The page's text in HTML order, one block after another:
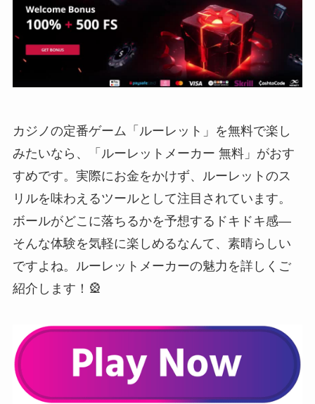
カジノの定番ゲーム「ルーレット」を無料で楽し
みたいなら、「ルーレットメーカー 無料」がおす
すめです。実際にお金をかけず、ルーレットのス
リルを味わえるツールとして注目されています。
ボールがどこに落ちるかを予想するドキドキ感—
そんな体験を気軽に楽しめるなんて、素晴らしい
ですよね。ルーレットメーカーの魅力を詳しくご
紹介します！🎡